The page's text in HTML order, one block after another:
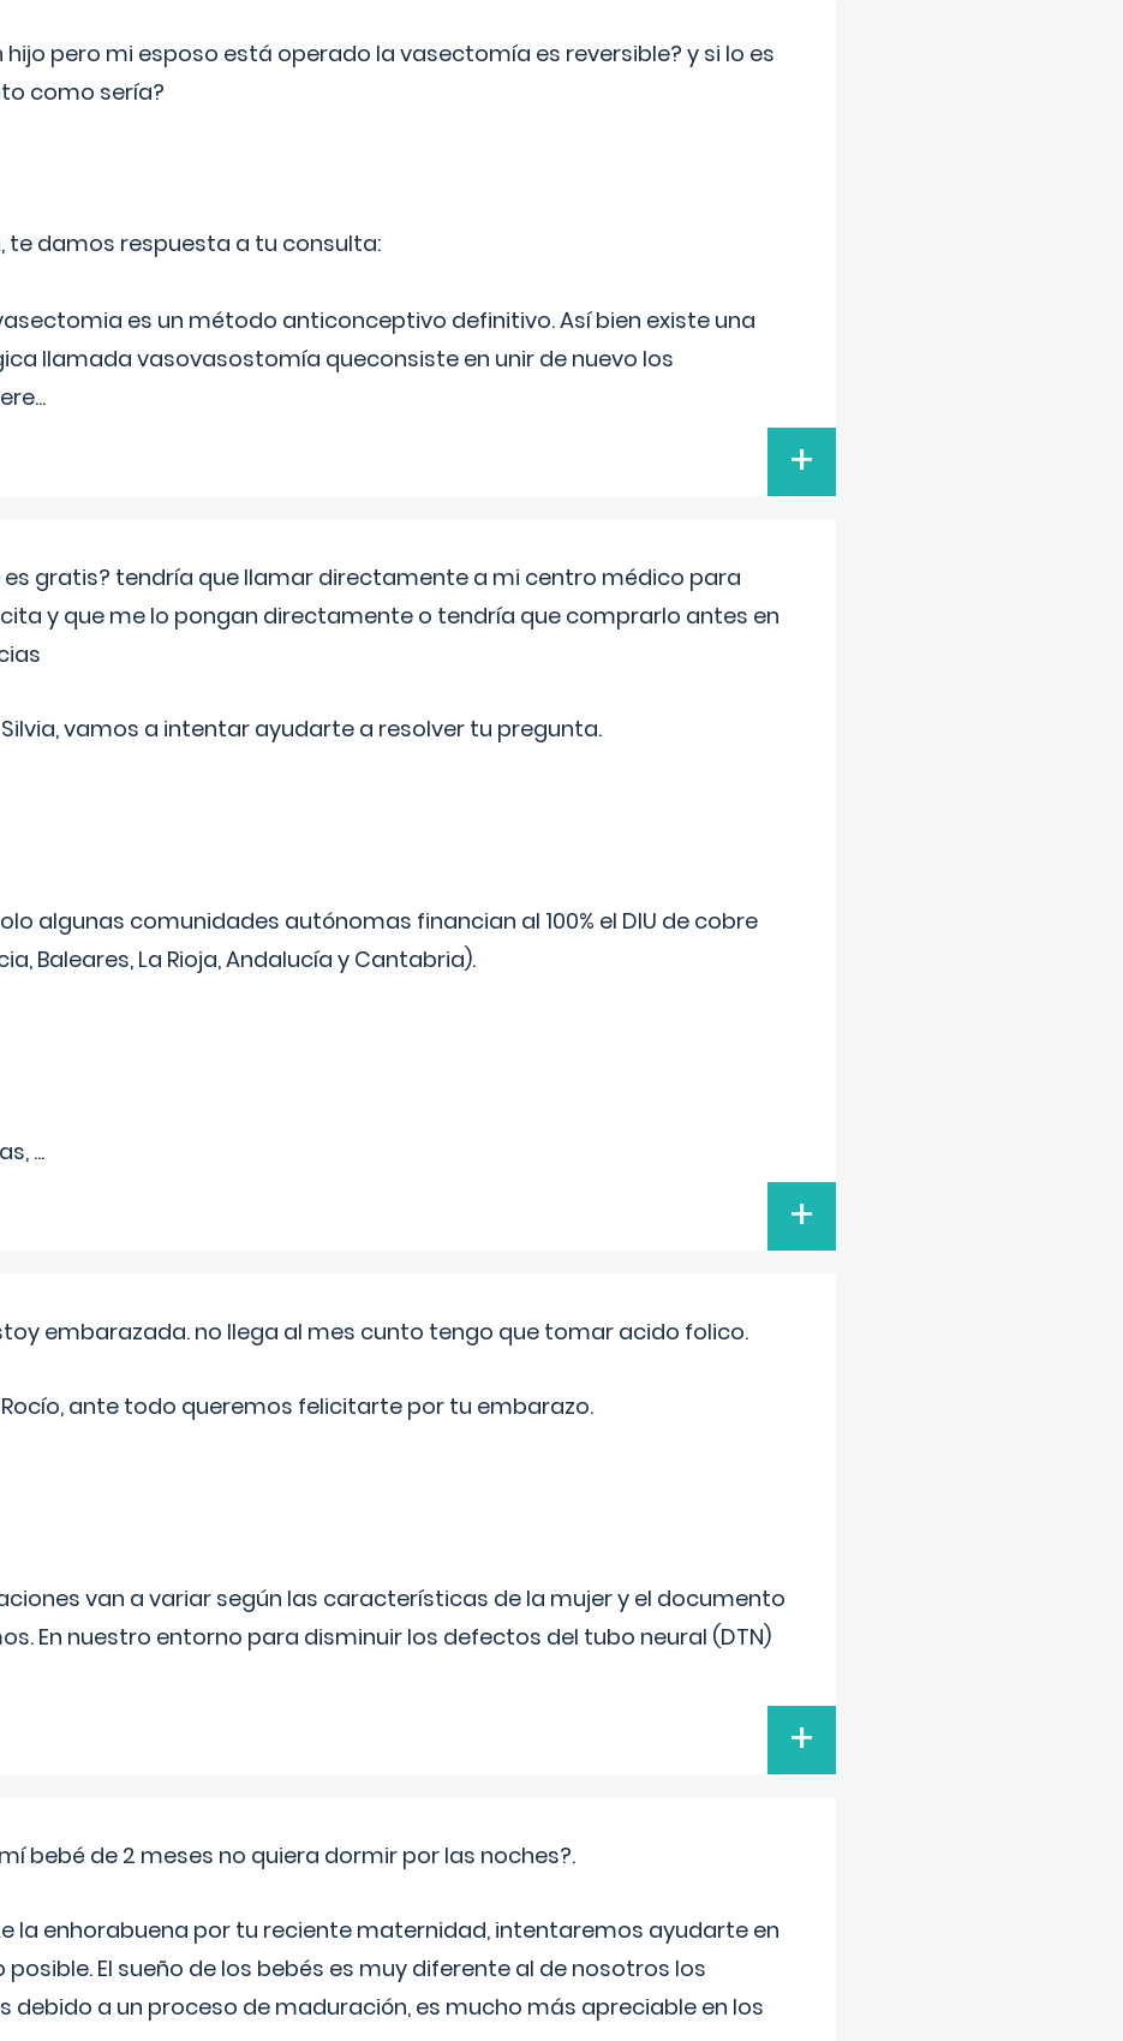
hijo pero mi esposo está operado la vasectomía es reversible? y si lo es
como sería?
te damos respuesta a tu consulta:
es un método anticonceptivo definitivo. Así bien existe una
llamada vasovasostomía queconsiste en unir de nuevo los
...
+
es gratis? tendría que llamar directamente a mi centro médico para
y que me lo pongan directamente o tendría que comprarlo antes en
vamos a intentar ayudarte a resolver tu pregunta.
algunas comunidades autónomas financian al 100% el DIU de cobre
Baleares, La Rioja, Andalucía y Cantabria).
...
+
embarazada. no llega al mes cunto tengo que tomar acido folico.
ante todo queremos felicitarte por tu embarazo.
van a variar según las características de la mujer y el documento
En nuestro entorno para disminuir los defectos del tubo neural (DTN)
+
bebé de 2 meses no quiera dormir por las noches?.
la enhorabuena por tu reciente maternidad, intentaremos ayudarte en
posible. El sueño de los bebés es muy diferente al de nosotros los
debido a un proceso de maduración, es mucho más apreciable en los